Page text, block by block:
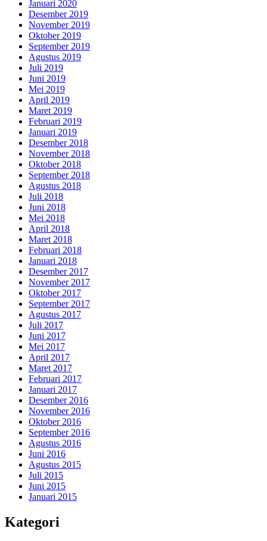
Januari 2020
Desember 2019
November 2019
Oktober 2019
September 2019
Agustus 2019
Juli 2019
Juni 2019
Mei 2019
April 2019
Maret 2019
Februari 2019
Januari 2019
Desember 2018
November 2018
Oktober 2018
September 2018
Agustus 2018
Juli 2018
Juni 2018
Mei 2018
April 2018
Maret 2018
Februari 2018
Januari 2018
Desember 2017
November 2017
Oktober 2017
September 2017
Agustus 2017
Juli 2017
Juni 2017
Mei 2017
April 2017
Maret 2017
Februari 2017
Januari 2017
Desember 2016
November 2016
Oktober 2016
September 2016
Agustus 2016
Juni 2016
Agustus 2015
Juli 2015
Juni 2015
Januari 2015
Kategori